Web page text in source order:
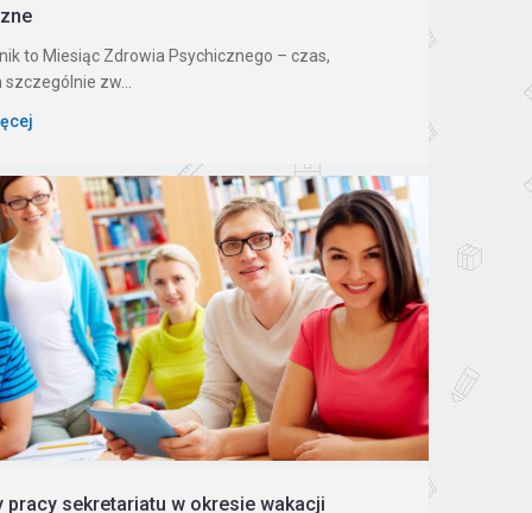
to Miesiąc Zdrowia Psychicznego – czas,
zw...
pracy sekretariatu w okresie wakacji